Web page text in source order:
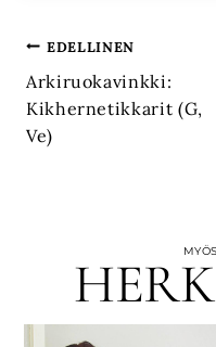
Artikkelien
selaus
EDELLINEN
Arkiruokavinkki:
Kikhernetikkarit (G,
Ve)